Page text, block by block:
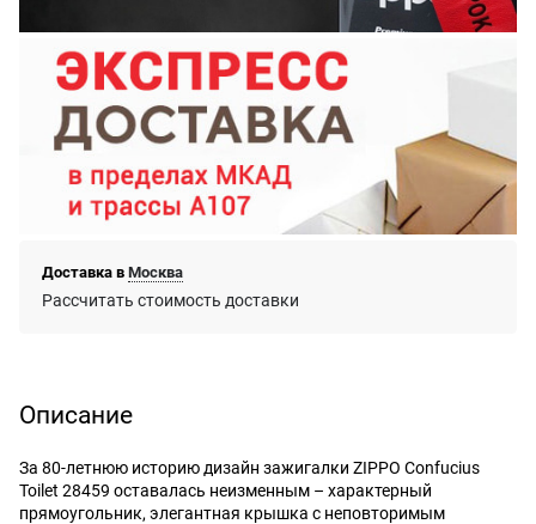
Доставка в Москва
Рассчитать стоимость доставки
Описание
За 80-летнюю историю дизайн зажигалки ZIPPO Confucius
Toilet 28459 оставалась неизменным – характерный
прямоугольник, элегантная крышка с неповторимым